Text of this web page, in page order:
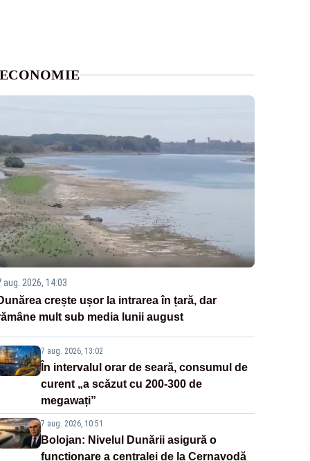
ECONOMIE
aug. 2026, 14:03
crește ușor la intrarea în țară, dar
mult sub media lunii august
7 aug. 2026, 13:02
În intervalul orar de seară, consumul de
curent „a scăzut cu 200-300 de
megawați”
7 aug. 2026, 10:51
Bolojan: Nivelul Dunării asigură o
funcționare a centralei de la Cernavodă